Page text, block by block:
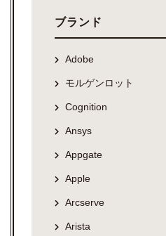
ブランド
Adobe
モルゲンロット
Cognition
Ansys
Appgate
Apple
Arcserve
Arista